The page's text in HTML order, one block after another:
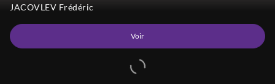
JACOVLEV Frédéric
Voir